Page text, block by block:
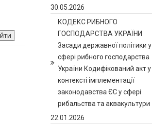
30.05.2026
КОДЕКС РИБНОГО
ГОСПОДАРСТВА УКРАЇНИ
Засади державної політики у
сфері рибного господарства
України Кодифікований акт у
контексті імплементації
законодавства ЄС у сфері
рибальства та аквакультури
22.01.2026